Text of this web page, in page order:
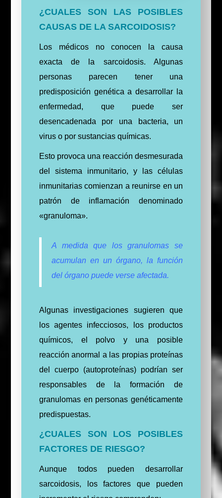
¿CUALES SON LAS POSIBLES
CAUSAS DE LA SARCOIDOSIS?
Los médicos no conocen la causa
exacta de la sarcoidosis. Algunas
personas parecen tener una
predisposición genética a desarrollar la
enfermedad, que puede ser
desencadenada por una bacteria, un
virus o por sustancias químicas.
Esto provoca una reacción desmesurada
del sistema inmunitario, y las células
inmunitarias comienzan a reunirse en un
patrón de inflamación denominado
«granuloma».
A medida que los granulomas se
acumulan en un órgano, la función
del órgano puede verse afectada.
Algunas investigaciones sugieren que
los agentes infecciosos, los productos
químicos, el polvo y una posible
reacción anormal a las propias proteínas
del cuerpo (autoproteínas) podrían ser
responsables de la formación de
granulomas en personas genéticamente
predispuestas.
¿CUALES SON LOS POSIBLES
FACTORES DE RIESGO?
Aunque todos pueden desarrollar
sarcoidosis, los factores que pueden